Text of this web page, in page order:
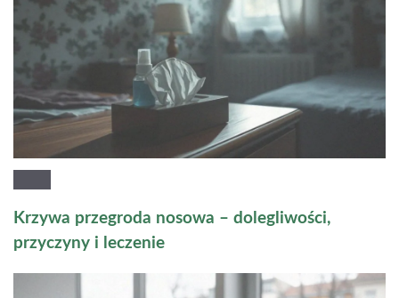
Krzywa przegroda nosowa – dolegliwości,
przyczyny i leczenie